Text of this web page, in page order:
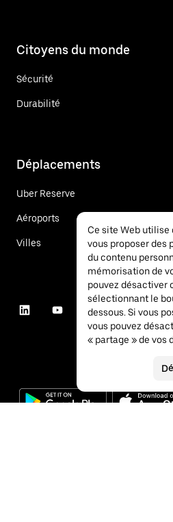
Citoyens du monde
Sécurité
Durabilité
Déplacements
Uber Reserve
Aéroports
Villes
Ce site Web utilise
vous proposer des
du contenu
mémorisation de
pouvez désactiver
sélectionnant le
dessous. Si vous
vous pouvez
« partage » de vos